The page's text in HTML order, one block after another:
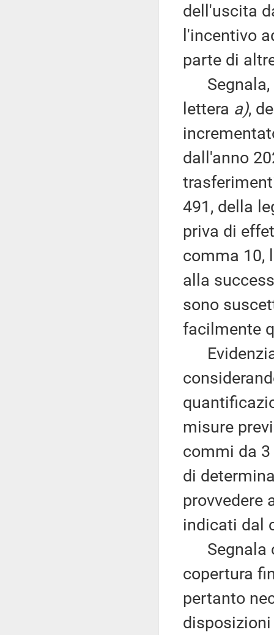
dell'uscita
l'incentivo
parte di
Segnala,
lettera a),
dall'anno
491, della
priva di
comma 10,
alla
sono
facilmente
misure
commi da
di
provvedere
indicati dal
Segnala
copertura
pertanto